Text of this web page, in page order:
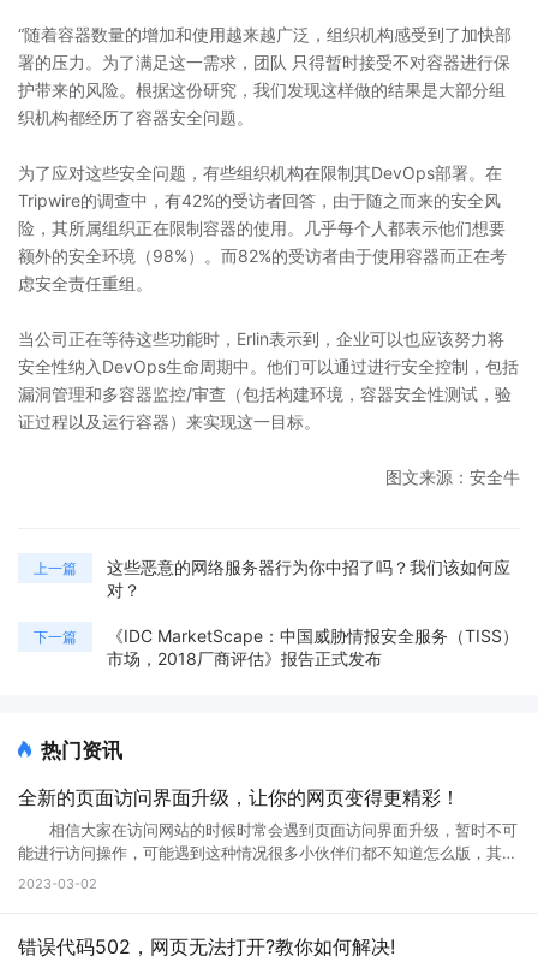
“随着容器数量的增加和使用越来越广泛，组织机构感受到了加快部
署的压力。为了满足这一需求，团队 只得暂时接受不对容器进行保
护带来的风险。根据这份研究，我们发现这样做的结果是大部分组
织机构都经历了容器安全问题。
为了应对这些安全问题，有些组织机构在限制其DevOps部署。在
Tripwire的调查中，有42%的受访者回答，由于随之而来的安全风
险，其所属组织正在限制容器的使用。几乎每个人都表示他们想要
额外的安全环境（98%）。而82%的受访者由于使用容器而正在考
虑安全责任重组。
当公司正在等待这些功能时，Erlin表示到，企业可以也应该努力将
安全性纳入DevOps生命周期中。他们可以通过进行安全控制，包括
漏洞管理和多容器监控/审查（包括构建环境，容器安全性测试，验
证过程以及运行容器）来实现这一目标。
图文来源：安全牛
上一篇
这些恶意的网络服务器行为你中招了吗？我们该如何应
对？
下一篇
《IDC MarketScape：中国威胁情报安全服务（TISS）
市场，2018厂商评估》报告正式发布
热门资讯
全新的页面访问界面升级，让你的网页变得更精彩！
相信大家在访问网站的时候时常会遇到页面访问界面升级，暂时不可
能进行访问操作，可能遇到这种情况很多小伙伴们都不知道怎么版，其实
互联网网页在正常使用过程中是不会出现这种问题的。那么如果遇到页面
问页面，就是用户们正在访问的网页正在进行升级，暂时不可能进行访问
2023-03-02
错误代码502，网页无法打开?教你如何解决!